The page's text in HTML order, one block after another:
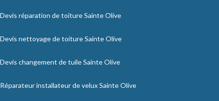
Devis réparation de toiture Sainte Olive
Devis nettoyage de toiture Sainte Olive
Devis changement de tuile Sainte Olive
Réparateur installateur de velux Sainte Olive